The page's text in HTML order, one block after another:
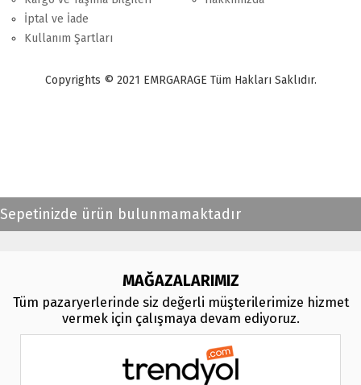
İptal ve İade
Kullanım Şartları
Copyrights © 2021 EMRGARAGE Tüm Hakları Saklıdır.
Sepetinizde ürün bulunmamaktadır
MAĞAZALARIMIZ
Tüm pazaryerlerinde siz değerli müşterilerimize hizmet
vermek için çalışmaya devam ediyoruz.